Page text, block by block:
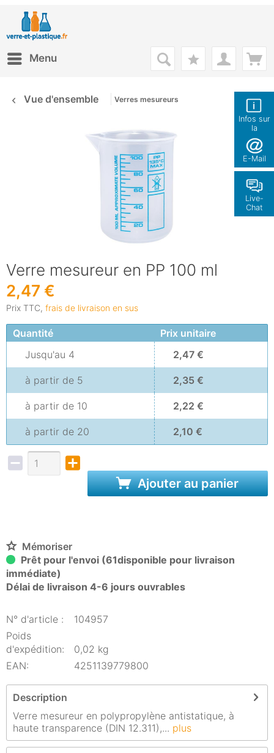
Infos sur
la
boutique
E-Mail
Live-
Chat
Menu
Vue d'ensemble Verres mesureurs
Verre mesureur en PP 100 ml
2,47 €
Prix TTC, frais de livraison en sus
Quantité
Prix unitaire
Jusqu'au 4 2,47 €
à partir de 5 2,35 €
à partir de 10 2,22 €
à partir de 20 2,10 €
Ajouter au panier
Mémoriser
Prêt pour l'envoi (61disponible pour livraison
immédiate)
Délai de livraison 4-6 jours ouvrables
N° d'article :
104957
Poids
d'expédition:
0,02 kg
EAN:
4251139779800
Description
Verre mesureur en polypropylène antistatique, à
haute transparence (DIN 12.311),... plus